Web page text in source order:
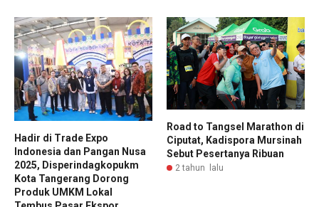
Hadir di Trade Expo
Indonesia dan Pangan Nusa
2025, Disperindagkopukm
Kota Tangerang Dorong
Produk UMKM Lokal
Road to Tangsel Marathon di
Ciputat, Kadispora Mursinah
Sebut Pesertanya Ribuan
2 tahun lalu